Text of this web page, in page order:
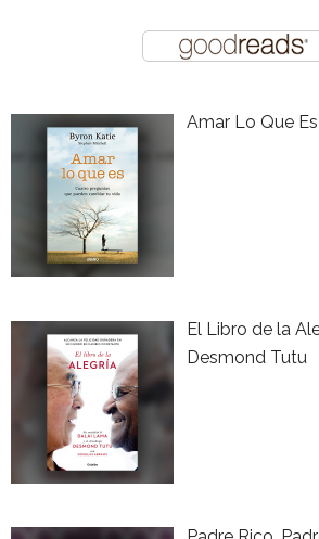
Amar Lo Que
El Libro de la
Desmond Tutu